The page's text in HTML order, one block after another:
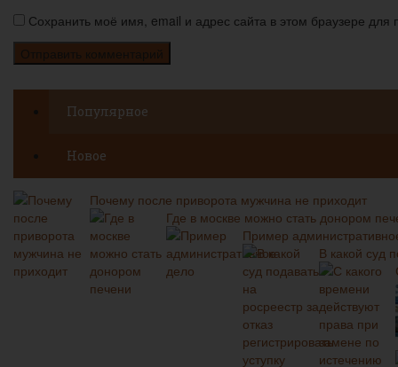
Сохранить моё имя, email и адрес сайта в этом браузере
Популярное
Новое
Почему после приворота мужчина не приходит
Где в москве можно стать донором
Пример
В какой суд